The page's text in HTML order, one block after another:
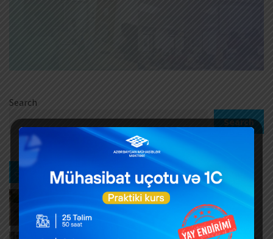
Search
Search
Ən son xəbərlər
Azərbaycanda bu il daşınmaz əmlak alıcılarına 20
milyon manatdan çox ƏDV qaytarılıb
AUGUST 10, 2026